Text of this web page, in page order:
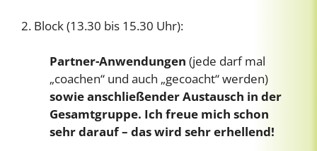
2. Block (13.30 bis 15.30 Uhr):
Partner-Anwendungen (jede darf mal
„coachen“ und auch „gecoacht“ werden)
sowie anschließender Austausch in der
Gesamtgruppe. Ich freue mich schon
sehr darauf – das wird sehr erhellend!